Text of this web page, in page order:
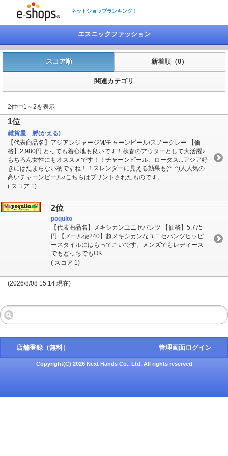
ネットショップランキング！
エスニックファッション
スコア順 新着順（0）
関連カテゴリ
2件中1～2を表示
1位
雑貨屋 孵(かえる)
【代表商品名】アジアンジャージM/チャーンビール/スノーグレー 【価
格】2,980円 とっても着心地も良いです！秋春のアウターとして大活躍♪
もちろん女性にもオススメです！！チャーンビール、ロータス...アジア好
きにはたまらない柄ですね！！スレンダーに見える効果も(^_^)人人気の
高いチャーンビール♪こちらはプリントされたものです。
( スコア 1)
2位
poquito
【代表商品名】メキシカンユニセパンツ 【価格】5,775
円 【メール便240】超メキシカンなユニセパンツヒッピ
ースタイルにはもってこいです。メンズでもレディース
でもどっちでもOK
( スコア 1)
(2026/8/08 15:14 現在)
店舗登録（無料） 管理画面ログイン
Copyright(C) 2026 Next Hands Co., Ltd. All rights reserved